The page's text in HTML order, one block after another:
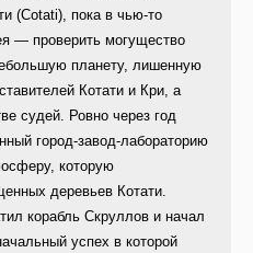
(Cotati), пока в чью-то
— проверить могущество
планету, лишенную
Котати и Кри, а
судей. Ровно через год
город-завод-лабораторию
которую
деревьев Котати.
корабль Скруллов и начал
успех в которой